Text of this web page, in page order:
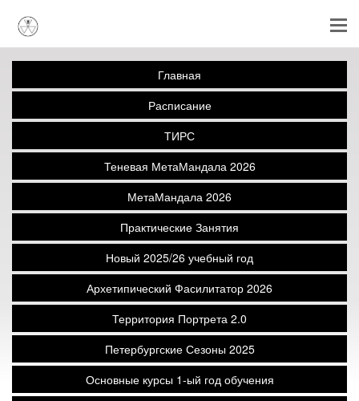
Главная
Расписание
ТИРС
Теневая МетаМандала 2026
МетаМандала 2026
Практические Занятия
Новый 2025/26 учебный год
Архетипический Фасилитатор 2026
Территория Портрета 2.0
Петербургские Сезоны 2025
Основные курсы 1-ый год обучения